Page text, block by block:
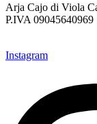
Arja Cajo di Viola
P.IVA 09045640969
Instagram